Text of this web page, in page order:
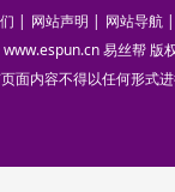
| 网站声明 | 网站导航 |
易丝帮 版
面内容不得以任何形式